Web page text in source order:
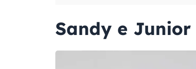
Sandy e Junior